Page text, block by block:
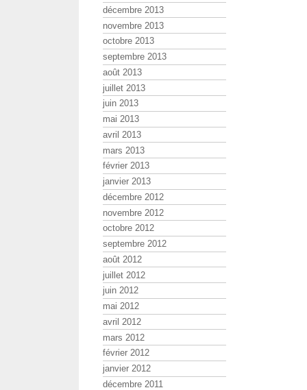
décembre 2013
novembre 2013
octobre 2013
septembre 2013
août 2013
juillet 2013
juin 2013
mai 2013
avril 2013
mars 2013
février 2013
janvier 2013
décembre 2012
novembre 2012
octobre 2012
septembre 2012
août 2012
juillet 2012
juin 2012
mai 2012
avril 2012
mars 2012
février 2012
janvier 2012
décembre 2011